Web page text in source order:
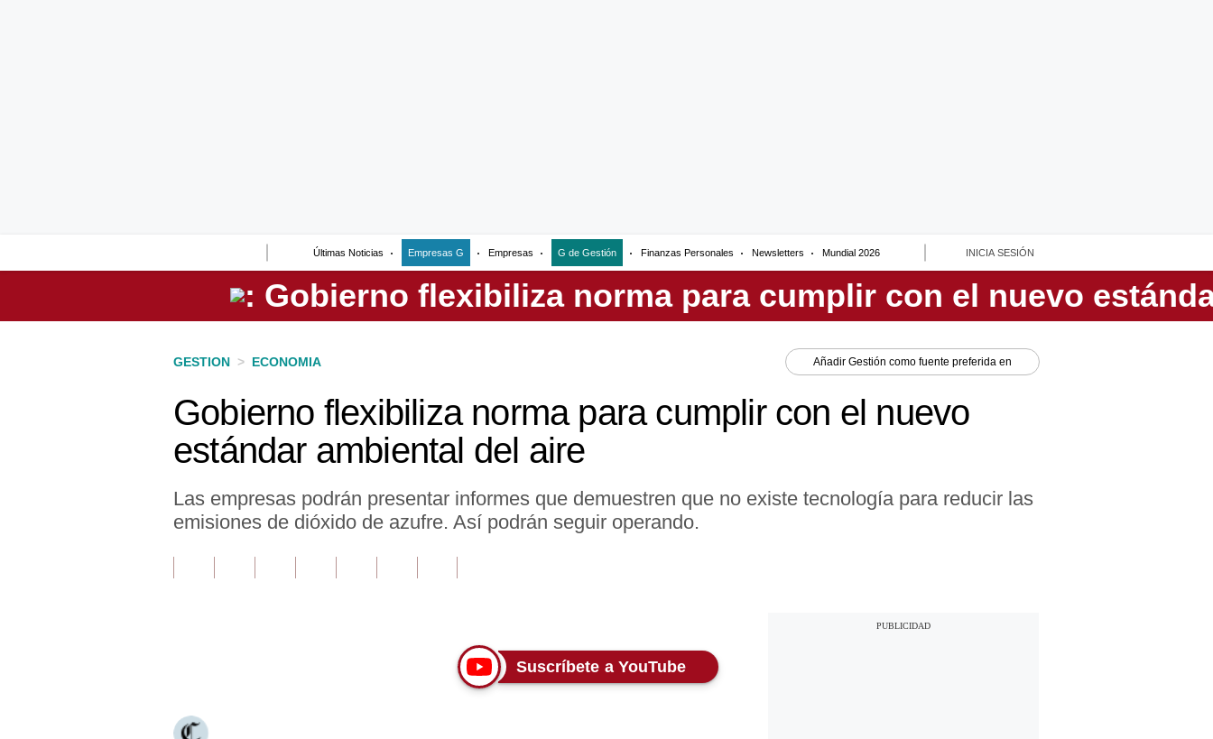
Últimas Noticias Empresas G Empresas G de Gestión Finanzas Personales Newsletters Mundial 2026 INICIA SESIÓN
Perú
GESTION > ECONOMIA Añadir Gestión como fuente preferida en
Gobierno flexibiliza norma para cumplir con el nuevo
estándar ambiental del aire
Las empresas podrán presentar informes que demuestren que no existe tecnología para reducir las
emisiones de dióxido de azufre. Así podrán seguir operando.
Suscríbete a YouTube